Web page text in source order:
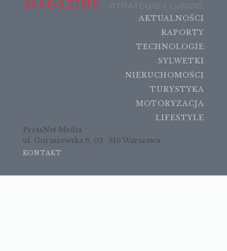
AKTUALNOŚCI
RAPORTY
TECHNOLOGIE
SYLWETKI
NIERUCHOMOŚCI
TURYSTYKA
MOTORYZACJA
LIFESTYLE
PressNet Media
ul. Goraszewska 6, 02- 910 Warszawa
KONTAKT